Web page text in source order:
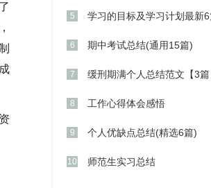
5 学习的目标及学习计划最新
6 期中考试总结(通用15篇)
7 缓刑期满个人总结范文【3篇
8 工作心得体会感悟
9 个人优缺点总结(精选6篇)
10 师范生实习总结